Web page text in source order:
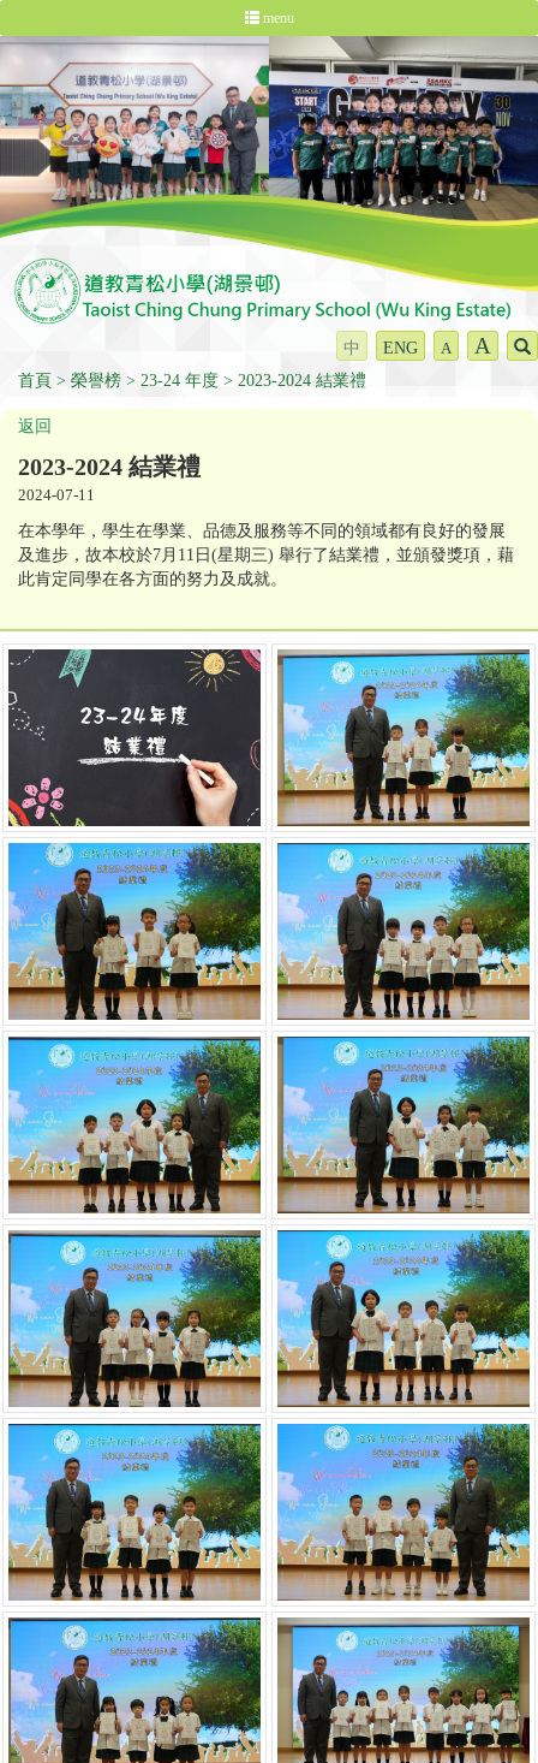
menu
中 ENG A A
首頁 榮譽榜 23-24 年度 2023-2024 結業禮
返回
2023-2024 結業禮
2024-07-11
在本學年，學生在學業、品德及服務等不同的領域都有良好的發展
及進步，故本校於7月11日(星期三) 舉行了結業禮，並頒發獎項，藉
此肯定同學在各方面的努力及成就。